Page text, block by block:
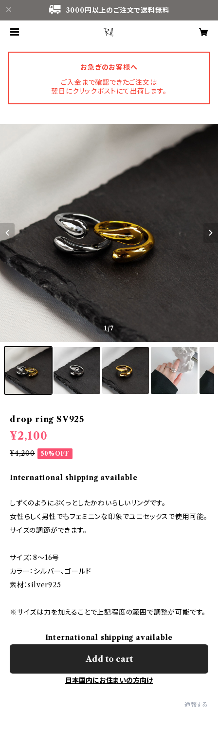
3000円以上のご注文で送料無料
お急ぎのお客様へ
ご入金まで確認できたご注文は
翌日にクリックポストにて出荷します。
1/7
drop ring SV925
¥2,100
¥4,200 50%OFF
International shipping available
しずくのようにぷくっとしたかわいらしいリングです。
女性らしく男性でもフェミニンな印象でユニセックスで使用可能。
サイズの調節ができます。
サイズ：8～16号
カラー：シルバー、ゴールド
素材：silver925
※サイズは力を加えることで上記程度の範囲で調整が可能です。
International shipping available
Add to cart
日本国内にお住まいの方向け
通報する